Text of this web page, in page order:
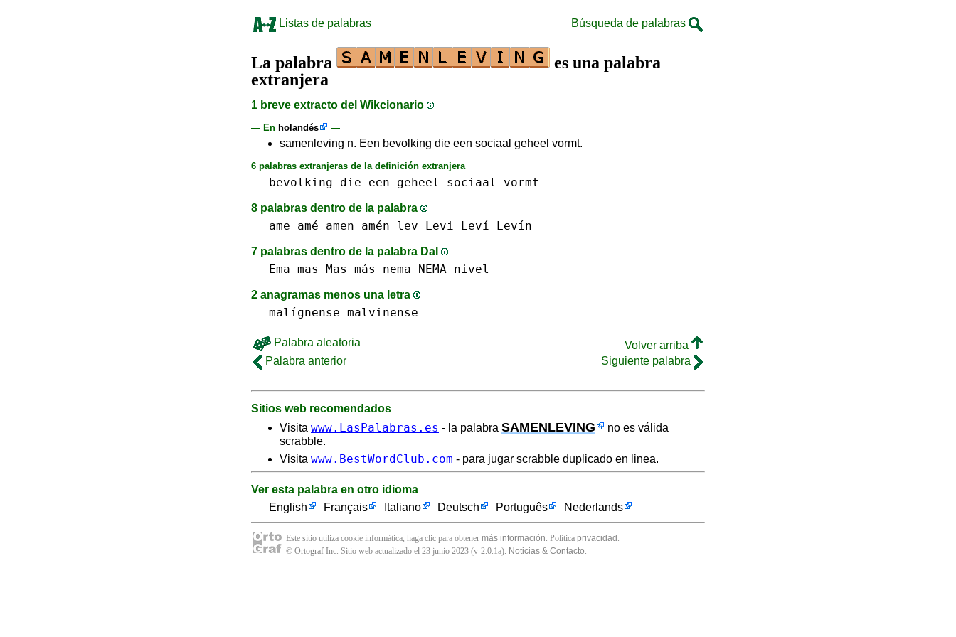
Listas de palabras Búsqueda de palabras
La palabra
es una palabra
extranjera
1 breve extracto del Wikcionario
— En holandés —
samenleving n. Een bevolking die een sociaal geheel vormt.
6 palabras extranjeras de la definición extranjera
bevolking die een geheel sociaal vormt
8 palabras dentro de la palabra
ame amé amen amén lev Levi Leví Levín
7 palabras dentro de la palabra DaI
Ema mas Mas más nema NEMA nivel
2 anagramas menos una letra
malígnense malvinense
Palabra aleatoria
Volver arriba
Palabra anterior
Siguiente palabra
Sitios web recomendados
Visita www.LasPalabras.es - la palabra SAMENLEVING
no es válida
scrabble.
Visita www.BestWordClub.com - para jugar scrabble duplicado en linea.
Ver esta palabra en otro idioma
English
Français Italiano Deutsch Português Nederlands
Este sitio utiliza cookie informática, haga clic para obtener más información. Política privacidad .
© Ortograf Inc. Sitio web actualizado el 23 junio 2023 (v-2.0.1a). Noticias & Contacto.